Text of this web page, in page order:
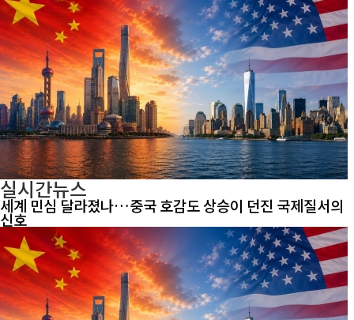
실시간뉴스
세계 민심 달라졌나…중국 호감도 상승이 던진 국제질서의
신호